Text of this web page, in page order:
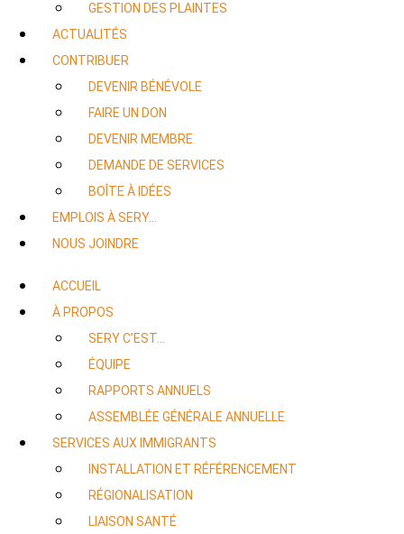
GESTION DES PLAINTES
ACTUALITÉS
CONTRIBUER
DEVENIR BÉNÉVOLE
FAIRE UN DON
DEVENIR MEMBRE
DEMANDE DE SERVICES
BOÎTE À IDÉES
EMPLOIS À SERY…
NOUS JOINDRE
ACCUEIL
À PROPOS
SERY C’EST…
ÉQUIPE
RAPPORTS ANNUELS
ASSEMBLÉE GÉNÉRALE ANNUELLE
SERVICES AUX IMMIGRANTS
INSTALLATION ET RÉFÉRENCEMENT
RÉGIONALISATION
LIAISON SANTÉ